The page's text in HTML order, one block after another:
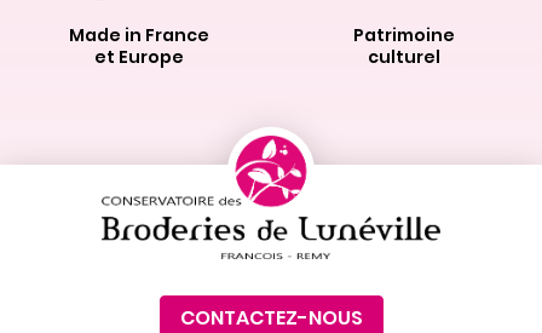
Made in France
et Europe
Patrimoine
culturel
CONTACTEZ-NOUS